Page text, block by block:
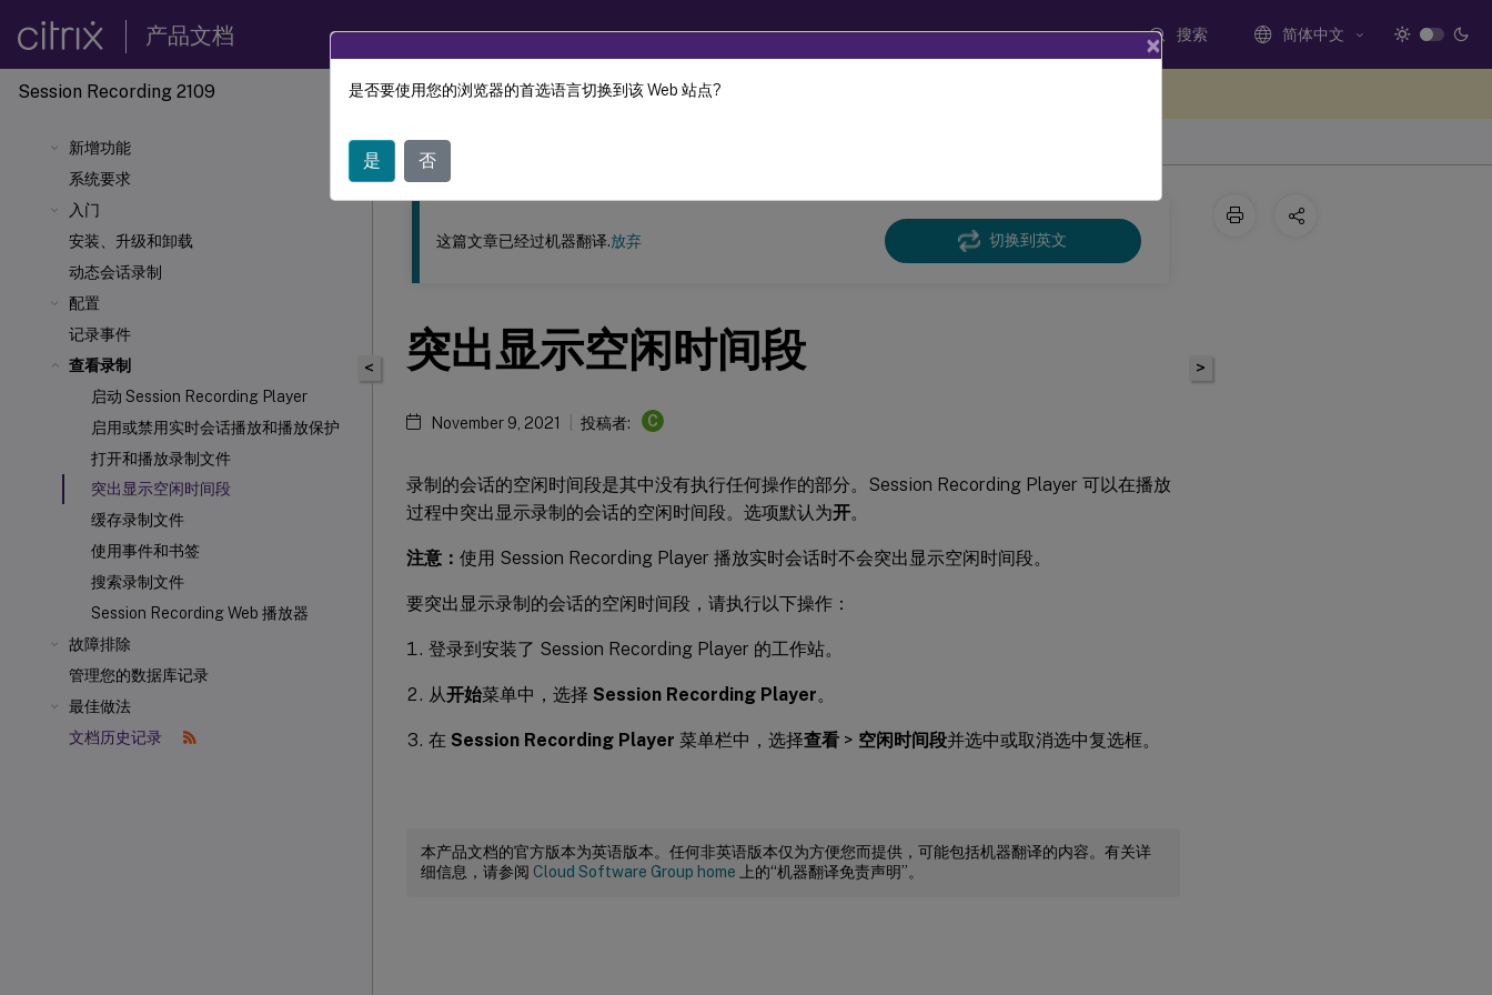
产品文档 搜索 简体中文
Session Recording 2109
新增功能
系统要求
入门
安装、升级和卸载
动态会话录制
配置
记录事件
查看录制
启动 Session Recording Player
启用或禁用实时会话播放和播放保护
打开和播放录制文件
突出显示空闲时间段
缓存录制文件
使用事件和书签
搜索录制文件
Session Recording Web 播放器
故障排除
管理您的数据库记录
最佳做法
文档历史记录
此内容已经过机器动态翻译。
<
这篇文章已经过机器翻译.放弃 切换到英文
突出显示空闲时间段
November 9, 2021 投稿者: C
录制的会话的空闲时间段是其中没有执行任何操作的部分。Session Recording Player 可以在播放
过程中突出显示录制的会话的空闲时间段。选项默认为开。
注意： 使用 Session Recording Player 播放实时会话时不会突出显示空闲时间段。
要突出显示录制的会话的空闲时间段，请执行以下操作：
登录到安装了 Session Recording Player 的工作站。
从开始菜单中，选择 Session Recording Player。
在 Session Recording Player 菜单栏中，选择查看 > 空闲时间段并选中或取消选中复选框。
本产品文档的官方版本为英语版本。任何非英语版本仅为方便您而提供，可能包括机器翻译的内容。有关详
细信息，请参阅 Cloud Software Group home 上的“机器翻译免责声明”。
>
×
是否要使用您的浏览器的首选语言切换到该 Web 站点?
是 否